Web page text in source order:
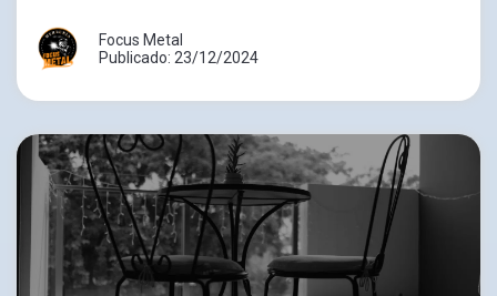
Focus Metal
Publicado: 23/12/2024